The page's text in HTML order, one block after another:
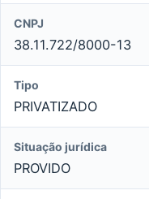
CNPJ
38.11.722/8000-13
Tipo
PRIVATIZADO
Situação jurídica
PROVIDO